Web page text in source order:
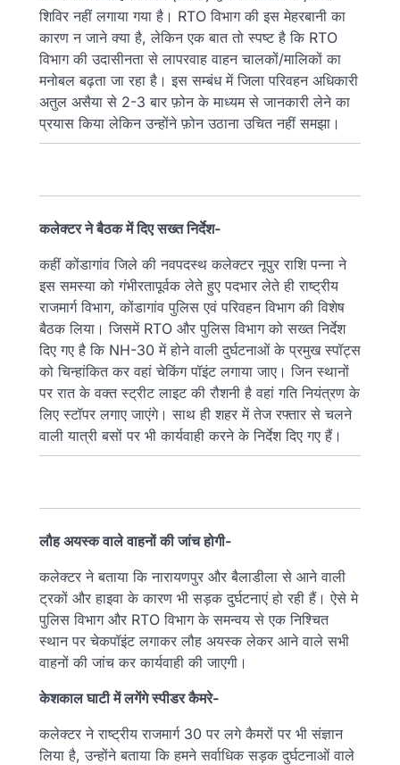
शिविर नहीं लगाया गया है। RTO विभाग की इस मेहरबानी का
कारण न जाने क्या है, लेकिन एक बात तो स्पष्ट है कि RTO
विभाग की उदासीनता से लापरवाह वाहन चालकों/मालिकों का
मनोबल बढ़ता जा रहा है। इस सम्बंध में जिला परिवहन अधिकारी
अतुल असैया से 2-3 बार फ़ोन के माध्यम से जानकारी लेने का
प्रयास किया लेकिन उन्होंने फ़ोन उठाना उचित नहीं समझा।
कलेक्टर ने बैठक में दिए सख्त निर्देश-
कहीं कोंडागांव जिले की नवपदस्थ कलेक्टर नूपुर राशि पन्ना ने
इस समस्या को गंभीरतापूर्वक लेते हुए पदभार लेते ही राष्ट्रीय
राजमार्ग विभाग, कोंडागांव पुलिस एवं परिवहन विभाग की विशेष
बैठक लिया। जिसमें RTO और पुलिस विभाग को सख्त निर्देश
दिए गए है कि NH-30 में होने वाली दुर्घटनाओं के प्रमुख स्पॉट्स
को चिन्हांकित कर वहां चेकिंग पॉइंट लगाया जाए। जिन स्थानों
पर रात के वक्त स्ट्रीट लाइट की रौशनी है वहां गति नियंत्रण के
लिए स्टॉपर लगाए जाएंगे। साथ ही शहर में तेज रफ्तार से चलने
वाली यात्री बसों पर भी कार्यवाही करने के निर्देश दिए गए हैं।
लौह अयस्क वाले वाहनों की जांच होगी-
कलेक्टर ने बताया कि नारायणपुर और बैलाडीला से आने वाली
ट्रकों और हाइवा के कारण भी सड़क दुर्घटनाएं हो रही हैं। ऐसे मे
पुलिस विभाग और RTO विभाग के समन्वय से एक निश्चित
स्थान पर चेकपॉइंट लगाकर लौह अयस्क लेकर आने वाले सभी
वाहनों की जांच कर कार्यवाही की जाएगी।
केशकाल घाटी में लगेंगे स्पीडर कैमरे-
कलेक्टर ने राष्ट्रीय राजमार्ग 30 पर लगे कैमरों पर भी संज्ञान
लिया है, उन्होंने बताया कि हमने सर्वाधिक सड़क दुर्घटनाओं वाले